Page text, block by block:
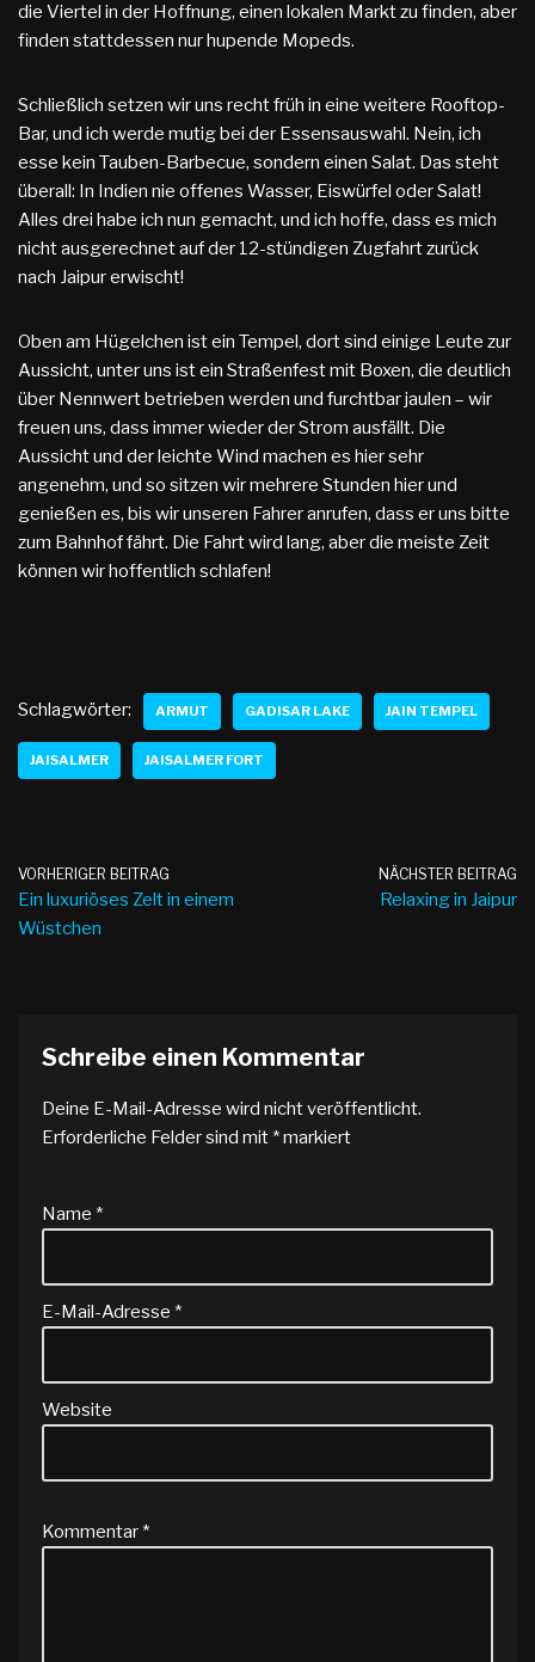
die Viertel in der Hoffnung, einen lokalen Markt zu finden, aber
finden stattdessen nur hupende Mopeds.
Schließlich setzen wir uns recht früh in eine weitere Rooftop-
Bar, und ich werde mutig bei der Essensauswahl. Nein, ich
esse kein Tauben-Barbecue, sondern einen Salat. Das steht
überall: In Indien nie offenes Wasser, Eiswürfel oder Salat!
Alles drei habe ich nun gemacht, und ich hoffe, dass es mich
nicht ausgerechnet auf der 12-stündigen Zugfahrt zurück
nach Jaipur erwischt!
Oben am Hügelchen ist ein Tempel, dort sind einige Leute zur
Aussicht, unter uns ist ein Straßenfest mit Boxen, die deutlich
über Nennwert betrieben werden und furchtbar jaulen – wir
freuen uns, dass immer wieder der Strom ausfällt. Die
Aussicht und der leichte Wind machen es hier sehr
angenehm, und so sitzen wir mehrere Stunden hier und
genießen es, bis wir unseren Fahrer anrufen, dass er uns bitte
zum Bahnhof fährt. Die Fahrt wird lang, aber die meiste Zeit
können wir hoffentlich schlafen!
Schlagwörter: ARMUT GADISAR LAKE JAIN TEMPEL
JAISALMER JAISALMER FORT
VORHERIGER BEITRAG
Ein luxuriöses Zelt in einem
Wüstchen
NÄCHSTER BEITRAG
Relaxing in Jaipur
Schreibe einen Kommentar
Deine E-Mail-Adresse wird nicht veröffentlicht.
Erforderliche Felder sind mit *markiert
Name *
E-Mail-Adresse *
Website
Kommentar *